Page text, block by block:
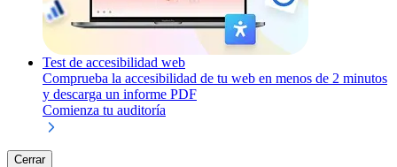
Test de accesibilidad web
Comprueba la accesibilidad de tu web en menos de 2 minutos
y descarga un informe PDF
Comienza tu auditoría
Cerrar